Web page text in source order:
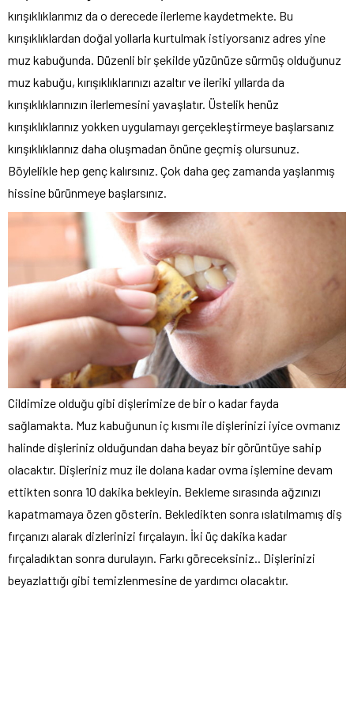
kırışıklıklarımız da o derecede ilerleme kaydetmekte. Bu
kırışıklıklardan doğal yollarla kurtulmak istiyorsanız adres yine
muz kabuğunda. Düzenli bir şekilde yüzünüze sürmüş olduğunuz
muz kabuğu, kırışıklıklarınızı azaltır ve ileriki yıllarda da
kırışıklıklarınızın ilerlemesini yavaşlatır. Üstelik henüz
kırışıklıklarınız yokken uygulamayı gerçekleştirmeye başlarsanız
kırışıklıklarınız daha oluşmadan önüne geçmiş olursunuz.
Böylelikle hep genç kalırsınız. Çok daha geç zamanda yaşlanmış
hissine bürünmeye başlarsınız.
Cildimize olduğu gibi dişlerimize de bir o kadar fayda
sağlamakta. Muz kabuğunun iç kısmı ile dişlerinizi iyice ovmanız
halinde dişleriniz olduğundan daha beyaz bir görüntüye sahip
olacaktır. Dişleriniz muz ile dolana kadar ovma işlemine devam
ettikten sonra 10 dakika bekleyin. Bekleme sırasında ağzınızı
kapatmamaya özen gösterin. Bekledikten sonra ıslatılmamış diş
fırçanızı alarak dizlerinizi fırçalayın. İki üç dakika kadar
fırçaladıktan sonra durulayın. Farkı göreceksiniz.. Dişlerinizi
beyazlattığı gibi temizlenmesine de yardımcı olacaktır.